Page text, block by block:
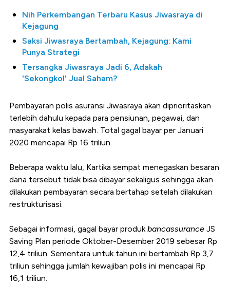
Nih Perkembangan Terbaru Kasus Jiwasraya di
Kejagung
Saksi Jiwasraya Bertambah, Kejagung: Kami
Punya Strategi
Tersangka Jiwasraya Jadi 6, Adakah
'Sekongkol' Jual Saham?
Pembayaran polis asuransi Jiwasraya akan diprioritaskan
terlebih dahulu kepada para pensiunan, pegawai, dan
masyarakat kelas bawah. Total gagal bayar per Januari
2020 mencapai Rp 16 triliun.
Beberapa waktu lalu, Kartika sempat menegaskan besaran
dana tersebut tidak bisa dibayar sekaligus sehingga akan
dilakukan pembayaran secara bertahap setelah dilakukan
restrukturisasi.
Sebagai informasi, gagal bayar produkbancassurance JS
Saving Plan periode Oktober-Desember 2019 sebesar Rp
12,4 triliun. Sementara untuk tahun ini bertambah Rp 3,7
triliun sehingga jumlah kewajiban polis ini mencapai Rp
16,1 triliun.